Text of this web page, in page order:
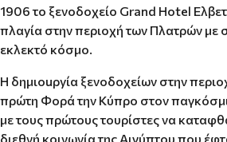
1906 το ξενοδοχείο Grand Hotel
πλαyία στην περιοχή των Πλατρών με
εκλεκτό κόσμο.
Η δημιοuρyία ξενοδοχείων στην
πρώτη Φορά την Κύπρο στον
με τους πρώτους τουρίστες να
διεθνή κοινωνία της Αιγύπτου που